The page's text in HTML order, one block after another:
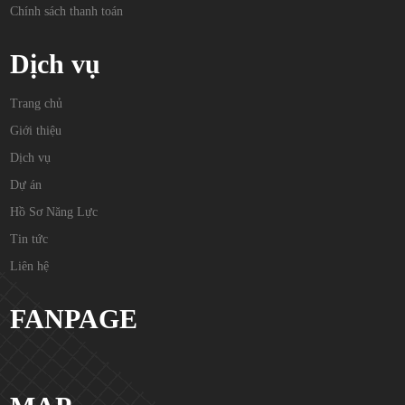
Chính sách thanh toán
Dịch vụ
Trang chủ
Giới thiệu
Dịch vụ
Dự án
Hồ Sơ Năng Lực
Tin tức
Liên hệ
FANPAGE